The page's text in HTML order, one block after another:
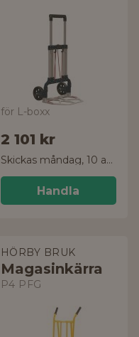
för L-boxx
2 101 kr
Skickas måndag, 10 aug.
Handla
HÖRBY BRUK
Magasinkärra
P4 PFG